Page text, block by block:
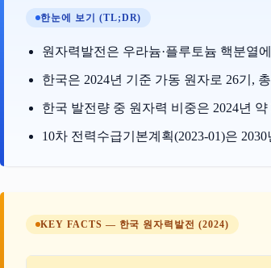
한눈에 보기 (TL;DR)
원자력발전은 우라늄·플루토늄 핵분열
한국은 2024년 기준 가동 원자로 26기,
한국 발전량 중 원자력 비중은 2024년
10차 전력수급기본계획(2023-01)은
KEY FACTS — 한국 원자력발전 (2024)